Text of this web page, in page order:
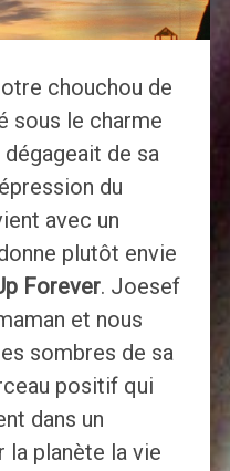
chouchou de
sous le charme
de sa
du
avec un
plutôt envie
Forever. Joesef
et nous
sombres de sa
positif qui
dans un
la planète la vie